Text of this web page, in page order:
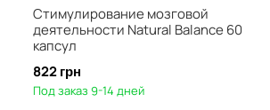
Стимулирование мозговой
деятельности Natural Balance 60
капсул
822 грн
Под заказ 9-14 дней